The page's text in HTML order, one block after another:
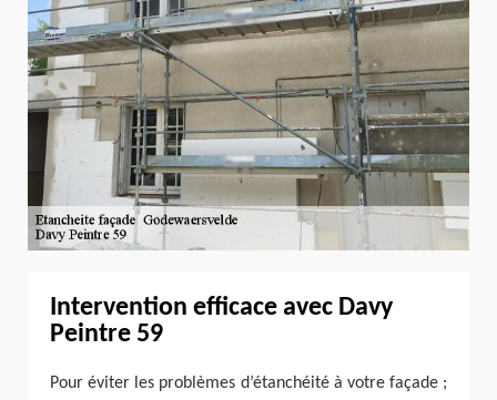
Intervention efficace avec Davy
Peintre 59
Pour éviter les problèmes d’étanchéité à votre façade ;